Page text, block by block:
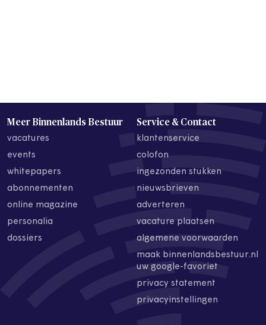
Meer Binnenlands Bestuur
vacatures
events
whitepapers
abonnementen
online magazine
personalia
dossiers
Service & Contact
klantenservice
colofon
ingezonden stukken
nieuwsbrieven
adverteren
vacature plaatsen
algemene voorwaarden
maak binnenlandsbestuur.nl
uw google-favoriet
privacy statement
privacyinstellingen